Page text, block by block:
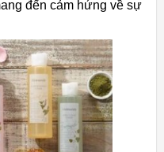
đến cảm hứng về sự